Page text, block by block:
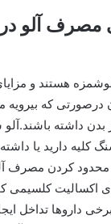
آلو در
هستند و
درصورتی که
بدن داشته
دارید یا داشته
محدود کردن مصرف
کلسیمی
داروها تداخل